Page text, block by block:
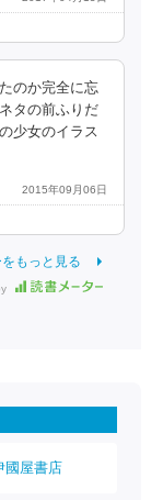
のか完全に忘
タの前ふりだ
少女のイラス
2015年09月06日
もっと見る
國屋書店